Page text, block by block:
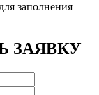
заполнения
ЗАЯВКУ